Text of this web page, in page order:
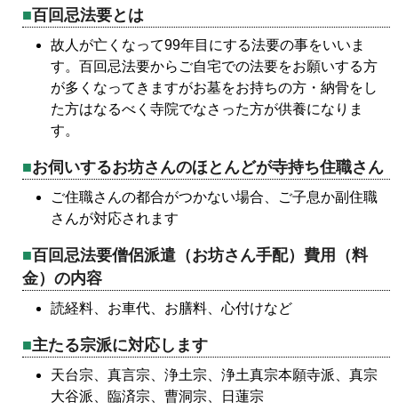
百回忌法要とは
故人が亡くなって99年目にする法要の事をいいま
す。百回忌法要からご自宅での法要をお願いする方
が多くなってきますがお墓をお持ちの方・納骨をし
た方はなるべく寺院でなさった方が供養になりま
す。
お伺いするお坊さんのほとんどが寺持ち住職さん
ご住職さんの都合がつかない場合、ご子息か副住職
さんが対応されます
百回忌法要僧侶派遣（お坊さん手配）費用（料
金）の内容
読経料、お車代、お膳料、心付けなど
主たる宗派に対応します
天台宗、真言宗、浄土宗、浄土真宗本願寺派、真宗
大谷派、臨済宗、曹洞宗、日蓮宗